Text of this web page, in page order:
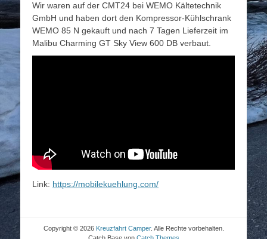
Wir waren auf der CMT24 bei WEMO Kältetechnik
GmbH und haben dort den Kompressor-Kühlschrank
WEMO 85 N gekauft und nach 7 Tagen Lieferzeit im
Malibu Charming GT Sky View 600 DB verbaut.
Link: https://mobilekuehlung.com/
Copyright © 2026 Kreuzfahrt Camper. Alle Rechte vorbehalten.